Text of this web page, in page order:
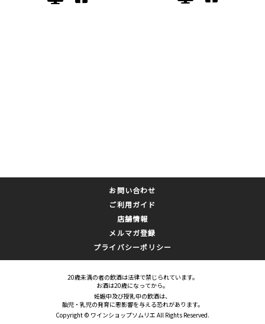
お問い合わせ
ご利用ガイド
店舗情報
メルマガ登録
プライバシーポリシー
20歳未満の者の飲酒は法律で禁じられています。
お酒は20歳になってから。
妊娠中及び授乳中の飲酒は、
胎児・乳児の発育に悪影響を与える恐れがあります。
Copyright © ワインショップソムリエ All Rights Reserved.